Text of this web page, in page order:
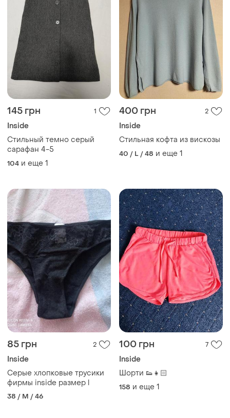
145 грн 1
Inside
Стильный темно серый
сарафан 4-5
104 и еще 1
400 грн 2
Inside
Стильная кофта из вискозы
40 / L / 48 и еще 1
85 грн 2
Inside
Серые хлопковые трусики
фирмы inside размер l
38 / M / 46
100 грн 7
Inside
Шорти 👟👧🏻
158 и еще 1